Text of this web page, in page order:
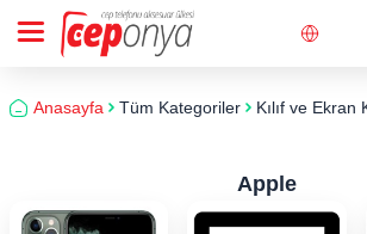
Anasayfa Tüm Kategoriler Kılıf ve Ekran
Apple